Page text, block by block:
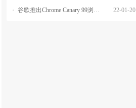
22-01-20
谷歌推出Chrome Canary 99浏览器，恢复删除默认搜索引擎